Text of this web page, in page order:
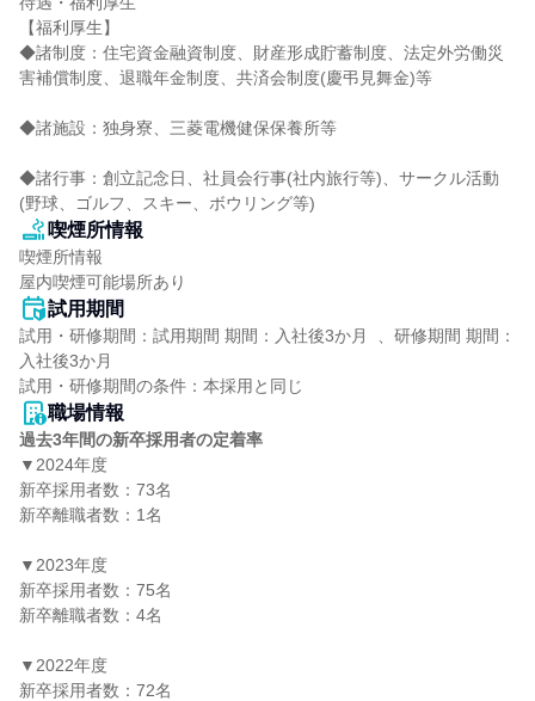
【福利厚生】
◆諸制度：住宅資金融資制度、財産形成貯蓄制度、法定外労働災
害補償制度、退職年金制度、共済会制度(慶弔見舞金)等
◆諸施設：独身寮、三菱電機健保保養所等
◆諸行事：創立記念日、社員会行事(社内旅行等)、サークル活動
(野球、ゴルフ、スキー、ボウリング等)
喫煙所情報
喫煙所情報
屋内喫煙可能場所あり
試用期間
試用・研修期間：試用期間 期間：入社後3か月  、研修期間 期間：
入社後3か月
職場情報
過去3年間の新卒採用者の定着率
▼2024年度
新卒採用者数：73名
新卒離職者数：1名
▼2023年度
新卒採用者数：75名
新卒離職者数：4名
▼2022年度
新卒採用者数：72名